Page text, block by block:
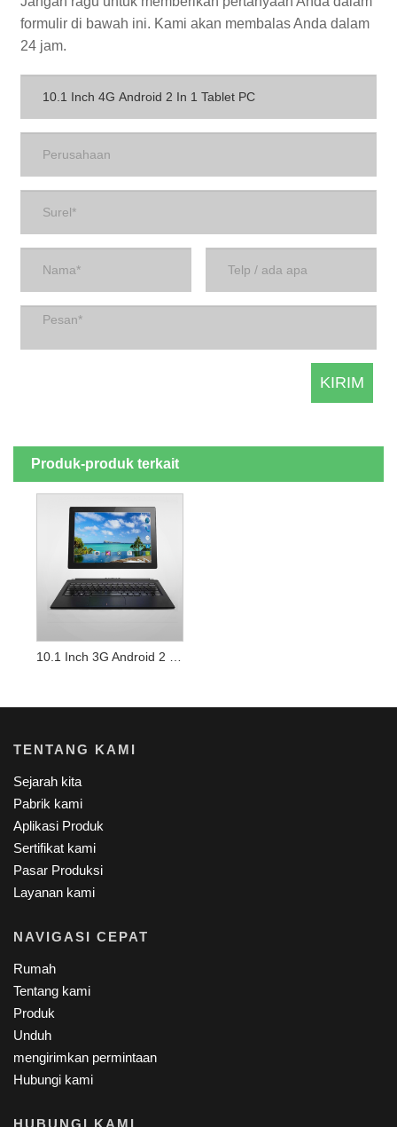
formulir di bawah ini. Kami akan membalas Anda dalam
24 jam.
Produk-produk terkait
TENTANG KAMI
Sejarah kita
Pabrik kami
Aplikasi Produk
Sertifikat kami
Pasar Produksi
Layanan kami
NAVIGASI CEPAT
Rumah
Tentang kami
Produk
Unduh
mengirimkan permintaan
Hubungi kami
HUBUNGI KAMI